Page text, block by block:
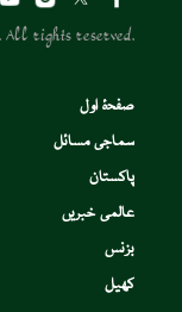
All rights reserved.
صفحۂ اول
سماجی مسائل
پاکستان
عالمی خبریں
بزنس
کھیل